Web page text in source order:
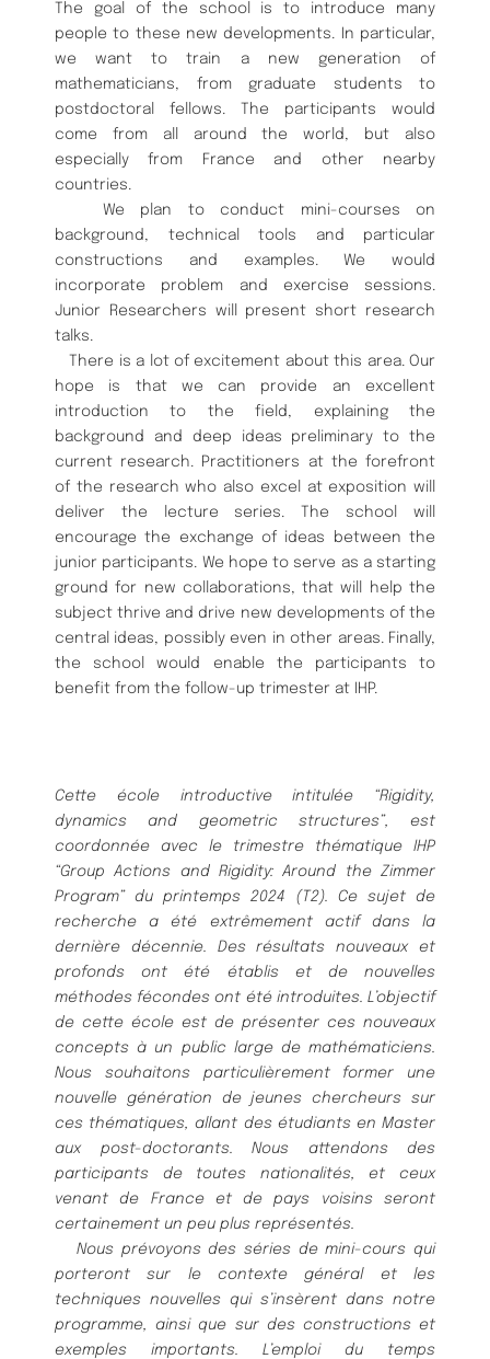
The goal of the school is to introduce many
people to these new developments. In particular,
we want to train a new generation of
mathematicians, from graduate students to
postdoctoral fellows. The participants would
come from all around the world, but also
especially from France and other nearby
countries.
We plan to conduct mini-courses on
background, technical tools and particular
constructions and examples. We would
incorporate problem and exercise sessions.
Junior Researchers will present short research
talks.
There is a lot of excitement about this area. Our
hope is that we can provide an excellent
introduction to the field, explaining the
background and deep ideas preliminary to the
current research. Practitioners at the forefront
of the research who also excel at exposition will
deliver the lecture series. The school will
encourage the exchange of ideas between the
junior participants. We hope to serve as a starting
ground for new collaborations, that will help the
subject thrive and drive new developments of the
central ideas, possibly even in other areas. Finally,
the school would enable the participants to
benefit from the follow-up trimester at IHP.
Cette école introductive intitulée “Rigidity,
dynamics and geometric structures”, est
coordonnée avec le trimestre thématique IHP
“Group Actions and Rigidity: Around the Zimmer
Program” du printemps 2024 (T2). Ce sujet de
recherche a été extrêmement actif dans la
dernière décennie. Des résultats nouveaux et
profonds ont été établis et de nouvelles
méthodes fécondes ont été introduites. L’objectif
de cette école est de présenter ces nouveaux
concepts à un public large de mathématiciens.
Nous souhaitons particulièrement former une
nouvelle génération de jeuneschercheurs sur
ces thématiques, allant des étudiants en Master
aux post-doctorants. Nous attendons des
participants de toutes nationalités, et ceux
venant de France et de pays voisins seront
certainement un peu plus représentés.
Nous prévoyons des séries de mini-cours qui
porteront sur le contexte général et les
techniques nouvelles qui s’insèrent dans notre
programme, ainsi que sur des constructions et
exemples importants. L’emploi du temps